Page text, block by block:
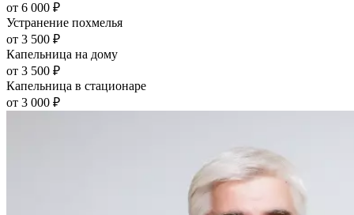
от 6 000 ₽
Устранение похмелья
от 3 500 ₽
Капельница на дому
от 3 500 ₽
Капельница в стационаре
от 3 000 ₽